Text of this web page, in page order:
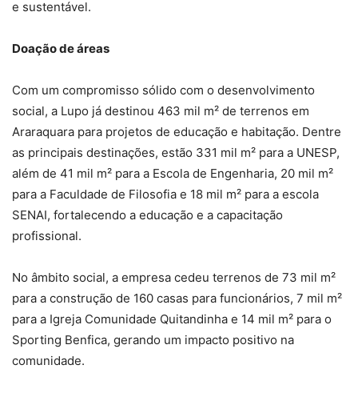
e sustentável.
Doação de áreas
Com um compromisso sólido com o desenvolvimento
social, a Lupo já destinou 463 mil m² de terrenos em
Araraquara para projetos de educação e habitação. Dentre
as principais destinações, estão 331 mil m² para a UNESP,
além de 41 mil m² para a Escola de Engenharia, 20 mil m²
para a Faculdade de Filosofia e 18 mil m² para a escola
SENAI, fortalecendo a educação e a capacitação
profissional.
No âmbito social, a empresa cedeu terrenos de 73 mil m²
para a construção de 160 casas para funcionários, 7 mil m²
para a Igreja Comunidade Quitandinha e 14 mil m² para o
Sporting Benfica, gerando um impacto positivo na
comunidade.